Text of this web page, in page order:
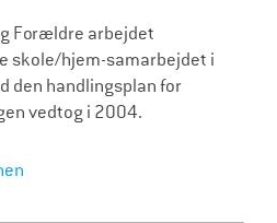
Forældre arbejdet
skole/hjem-samarbejdet i
den handlingsplan for
vedtog i 2004.